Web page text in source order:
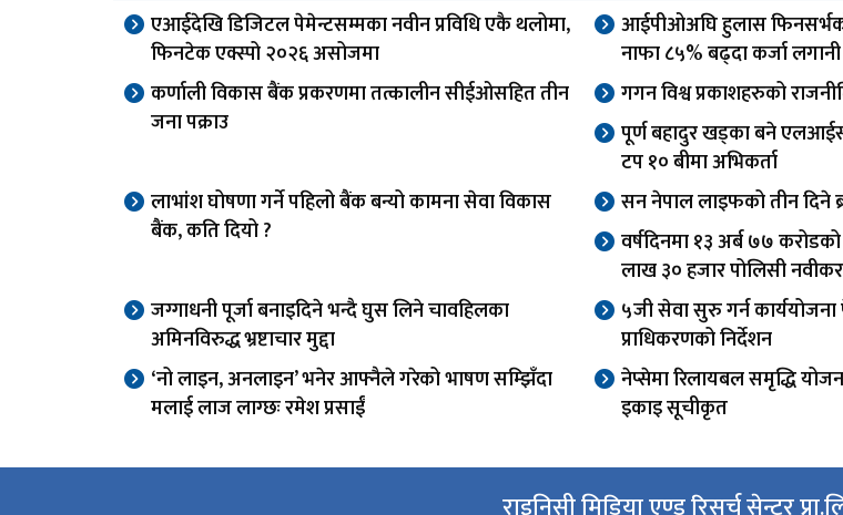
एआईदेखि डिजिटल पेमेन्टसम्मका नवीन प्रविधि एकै थलोमा,
फिनटेक एक्स्पो २०२६ असोजमा
आईपीओअघि हुलास फिनसर्भको
नाफा ८५% बढ्दा कर्जा
कर्णाली विकास बैंक प्रकरणमा तत्कालीन सीईओसहित तीन
जना पक्राउ
गगन विश्व प्रकाशहरुको
पूर्ण बहादुर खड्का बने
टप १० बीमा अभिकर्ता
लाभांश घोषणा गर्ने पहिलो बैंक बन्यो कामना सेवा विकास
बैंक, कति दियो ?
सन नेपाल लाइफको तीन दिने
वर्षदिनमा १३ अर्ब ७७
लाख ३० हजार पोलिसी
जग्गाधनी पूर्जा बनाइदिने भन्दै घुस लिने चावहिलका
अमिनविरुद्ध भ्रष्टाचार मुद्दा
५जी सेवा सुरु गर्न
प्राधिकरणको निर्देशन
‘नो लाइन, अनलाइन’ भनेर आफ्नैले गरेको भाषण सम्झिँदा
मलाई लाज लाग्छः रमेश प्रसाईं
नेप्सेमा रिलायबल समृद्धि
इकाइ सूचीकृत